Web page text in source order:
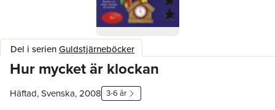
Del i serienGuldstjärneböcker
Hur mycket är klockan
Häftad, Svenska, 2008 3-6 år